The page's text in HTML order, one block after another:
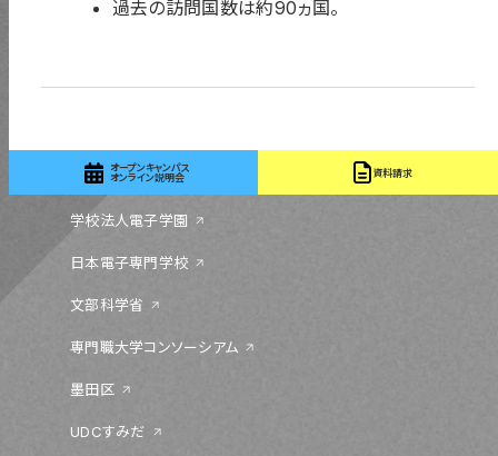
過去の訪問国数は約90ヵ国。
オープンキャンパス
オンライン説明会
資料請求
学校法人電子学園
日本電子専門学校
文部科学省
専門職大学コンソーシアム
墨田区
UDCすみだ